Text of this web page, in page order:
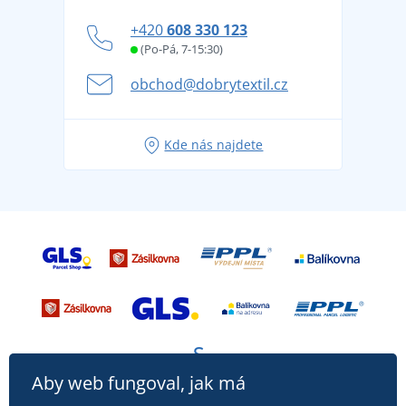
Věrnostní program BONTIS +
Letní dobrodružství začíná balením aneb připravte
se na dovolenou bez starostí
Tipy na svěží outfity pro pohodové léto
+420608 330 123
(Po-Pá, 7-15:30)
obchod@dobrytextil.cz
Kde nás najdete
Aby web fungoval, jak má